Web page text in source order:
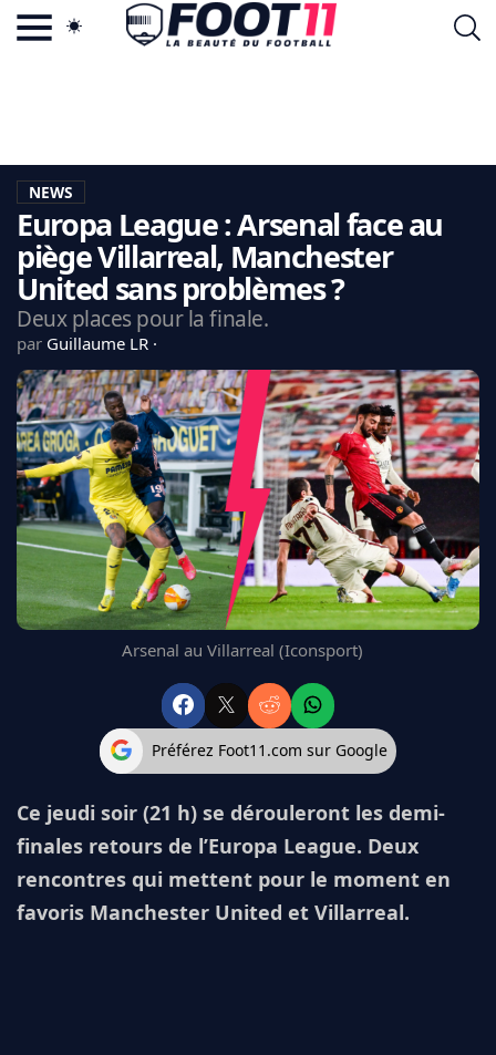
LA CHARTE
VIE PRIVÉE
CGU
CONTACTEZ-NOUS
CDM 2026
EDF
PSG
LIGUE 1
REAL MADRID
FC BARCELONE
MANCHESTER UNITED
CHELSEA
ARSENAL
BAYERN
L'AVIS DE LA RÉDAC'
NEWS
Europa League : Arsenal face au
piège Villarreal, Manchester
United sans problèmes ?
Deux places pour la finale.
par Guillaume LR
Arsenal au Villarreal (Iconsport)
Préférez Foot11.com sur Google
Ce jeudi soir (21 h) se dérouleront les demi-
finales retours de l’Europa League. Deux
rencontres qui mettent pour le moment en
favoris Manchester United et Villarreal.